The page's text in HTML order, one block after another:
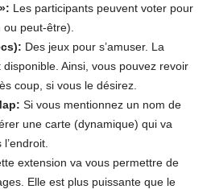
Les participants peuvent voter pour
peut-être).
Des jeux pour s’amuser. La
Ainsi, vous pouvez revoir
coup, si vous le désirez.
Si vous mentionnez un nom de
une carte (dynamique) qui va
extension va vous permettre de
Elle est plus puissante que le